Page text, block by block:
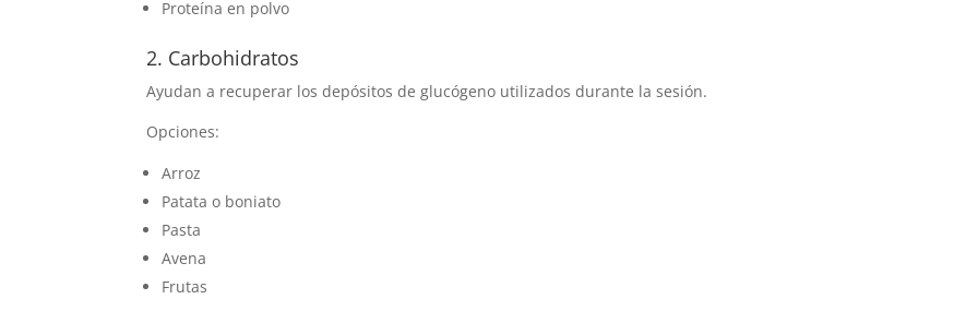
Proteína en polvo
2. Carbohidratos
Ayudan a recuperar los depósitos de glucógeno utilizados durante la sesión.
Opciones:
Arroz
Patata o boniato
Pasta
Avena
Frutas